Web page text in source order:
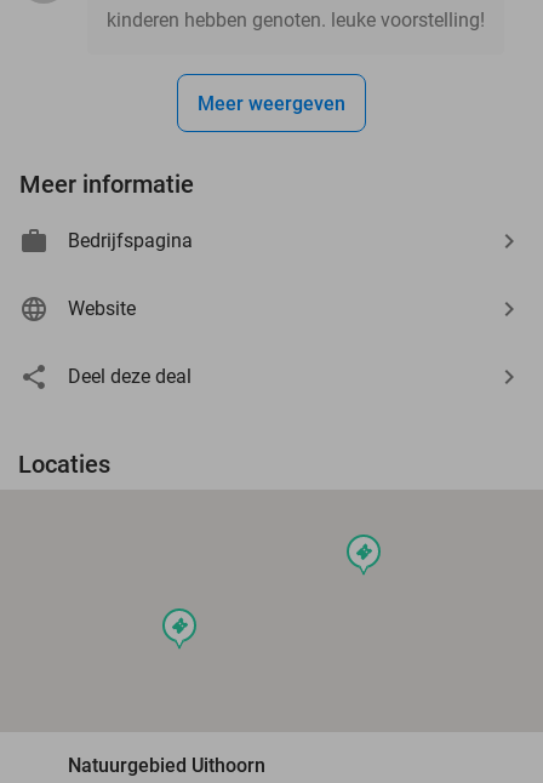
kinderen hebben genoten. leuke voorstelling!
Meer weergeven
Meer informatie
Bedrijfspagina
Website
Deel deze deal
Locaties
events
events
Natuurgebied Uithoorn